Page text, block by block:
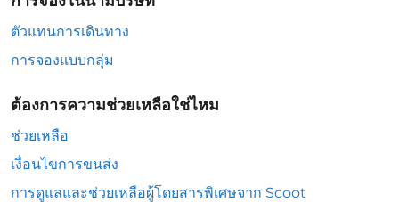
ตัวแทนการเดินทาง
การจองแบบกลุ่ม
ต้องการความช่วยเหลือใช่ไหม
ช่วยเหลือ
เงื่อนไขการขนส่ง
การดูแลและช่วยเหลือผู้โดยสารพิเศษจาก Scoot